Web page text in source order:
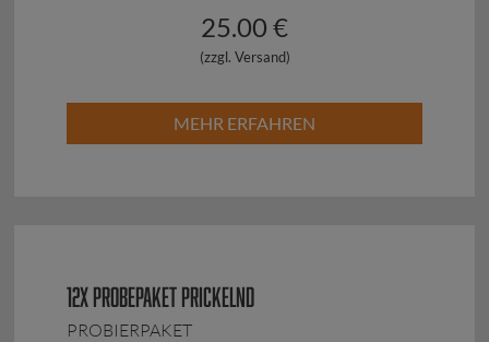
25.00 €
(zzgl. Versand)
MEHR ERFAHREN
12X PROBEPAKET PRICKELND
PROBIERPAKET